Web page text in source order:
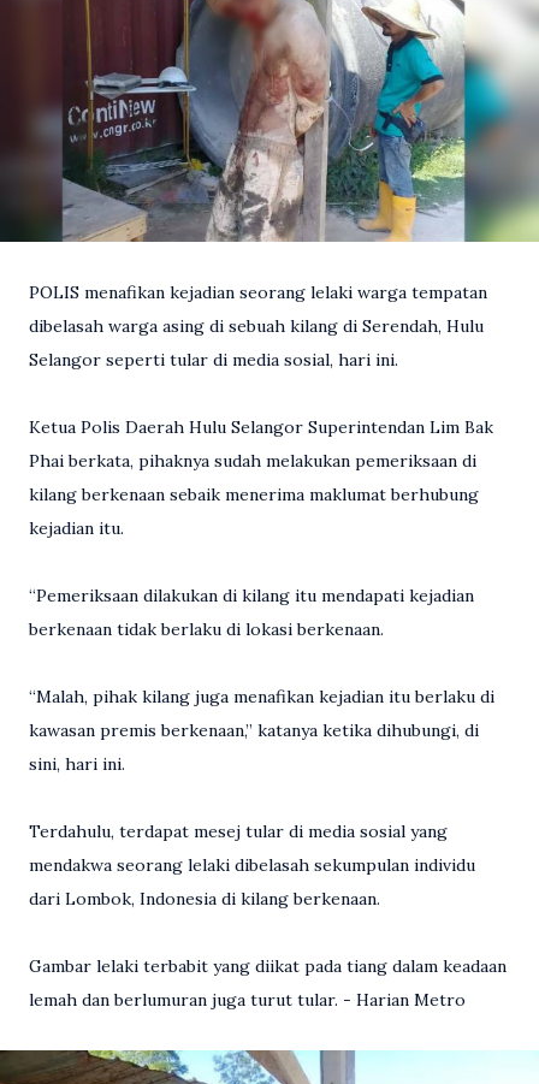
POLIS menafikan kejadian seorang lelaki warga tempatan
dibelasah warga asing di sebuah kilang di Serendah, Hulu
Selangor seperti tular di media sosial, hari ini.
Ketua Polis Daerah Hulu Selangor Superintendan Lim Bak
Phai berkata, pihaknya sudah melakukan pemeriksaan di
kilang berkenaan sebaik menerima maklumat berhubung
kejadian itu.
“Pemeriksaan dilakukan di kilang itu mendapati kejadian
berkenaan tidak berlaku di lokasi berkenaan.
“Malah, pihak kilang juga menafikan kejadian itu berlaku di
kawasan premis berkenaan,” katanya ketika dihubungi, di
sini, hari ini.
Terdahulu, terdapat mesej tular di media sosial yang
mendakwa seorang lelaki dibelasah sekumpulan individu
dari Lombok, Indonesia di kilang berkenaan.
Gambar lelaki terbabit yang diikat pada tiang dalam keadaan
lemah dan berlumuran juga turut tular. - Harian Metro